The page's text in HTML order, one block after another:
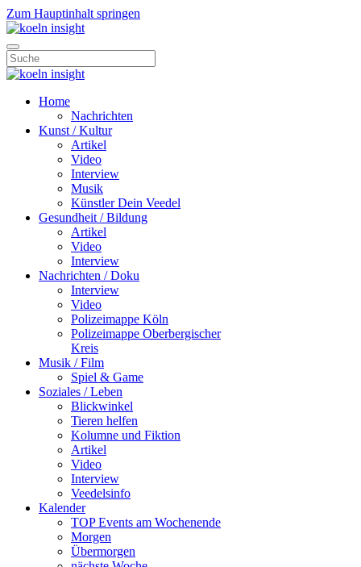
Zum Hauptinhalt springen
Home
Nachrichten
Kunst / Kultur
Artikel
Video
Interview
Musik
Künstler Dein Veedel
Gesundheit / Bildung
Artikel
Video
Interview
Nachrichten / Doku
Interview
Video
Polizeimappe Köln
Polizeimappe Oberbergischer
Kreis
Musik / Film
Spiel & Game
Soziales / Leben
Blickwinkel
Tieren helfen
Kolumne und Fiktion
Artikel
Video
Interview
Veedelsinfo
Kalender
TOP Events am Wochenende
Morgen
Übermorgen